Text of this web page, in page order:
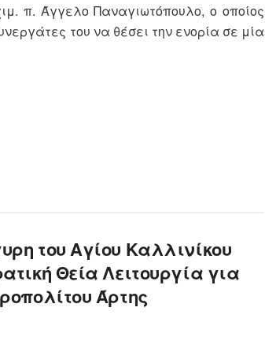
π. Άγγελο Παναγιωτόπουλο, ο οποίος
του να θέσει την ενορία σε μία
του Αγίου Καλλινίκου
Θεία Λειτουργία για
Άρτης